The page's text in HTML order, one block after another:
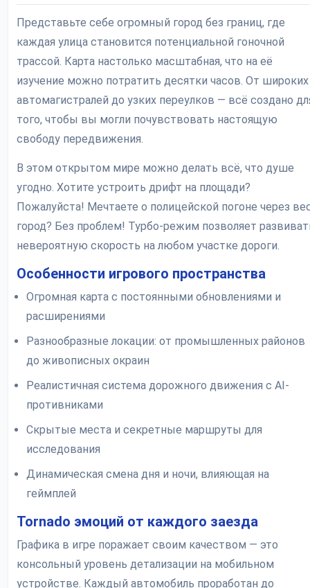
Представьте себе огромный город без границ, где
каждая улица становится потенциальной гоночной
трассой. Карта настолько масштабная, что на её
изучение можно потратить десятки часов. От широких
автомагистралей до узких переулков — всё создано
того, чтобы вы могли почувствовать настоящую
свободу передвижения.
В этом открытом мире можно делать всё, что душе
угодно. Хотите устроить дрифт на площади?
Пожалуйста! Мечтаете о полицейской погоне через
город? Без проблем! Турбо-режим позволяет
невероятную скорость на любом участке дороги.
Особенности игрового пространства
Огромная карта с постоянными обновлениями и
расширениями
Разнообразные локации: от промышленных районов
до живописных окраин
Реалистичная система дорожного движения с AI-
противниками
Скрытые места и секретные маршруты для
исследования
Динамическая смена дня и ночи, влияющая на
геймплей
Tornado эмоций от каждого заезда
Графика в игре поражает своим качеством — это
консольный уровень детализации на мобильном
устройстве. Каждый автомобиль проработан до